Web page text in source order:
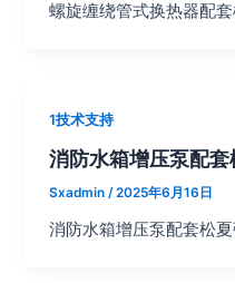
螺旋缠绕管式换热器配
1技术支持
消防水箱增压泵配
Sxadmin/2025年6月16日
消防水箱增压泵配套松